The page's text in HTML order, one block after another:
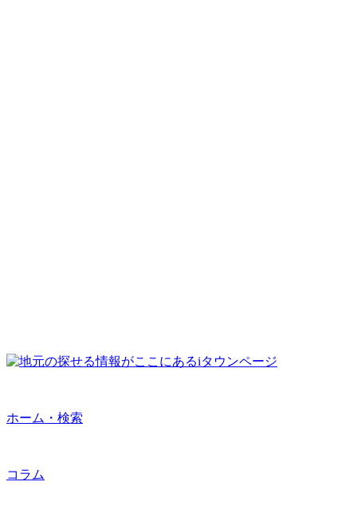
ホーム・検索
コラム